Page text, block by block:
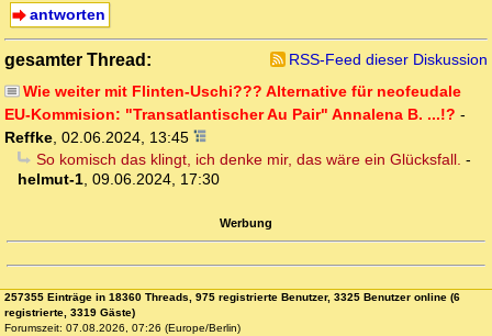
antworten
gesamter Thread:
RSS-Feed dieser Diskussion
Wie weiter mit Flinten-Uschi??? Alternative für neofeudale
EU-Kommision: "Transatlantischer Au Pair" Annalena B. ...!? -
Reffke, 02.06.2024, 13:45
So komisch das klingt, ich denke mir, das wäre ein Glücksfall. -
helmut-1, 09.06.2024, 17:30
Werbung
257355 Einträge in 18360 Threads, 975 registrierte Benutzer, 3325 Benutzer online (6
registrierte, 3319 Gäste)
Forumszeit: 07.08.2026, 07:26 (Europe/Berlin)